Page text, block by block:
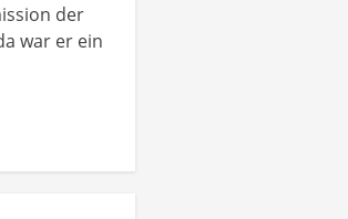
der
war er ein